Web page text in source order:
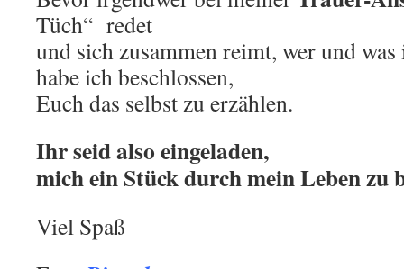
Tüch“ redet
und sich zusammen reimt, wer und
habe ich beschlossen,
Euch das selbst zu erzählen.
Ihr seid also eingeladen,
mich ein Stück durch mein Leben zu
Viel Spaß